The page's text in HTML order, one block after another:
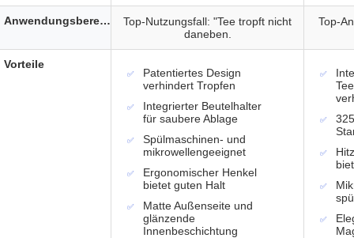
Top-Nutzungsfall: "Tee tropft nicht
daneben.
Top-
Patentiertes Design
verhindert Tropfen
Integrierter Beutelhalter
für saubere Ablage
Spülmaschinen- und
mikrowellengeeignet
Ergonomischer Henkel
bietet guten Halt
Matte Außenseite und
glänzende
Innenbeschichtung
Anwendungsbereich
Vorteile